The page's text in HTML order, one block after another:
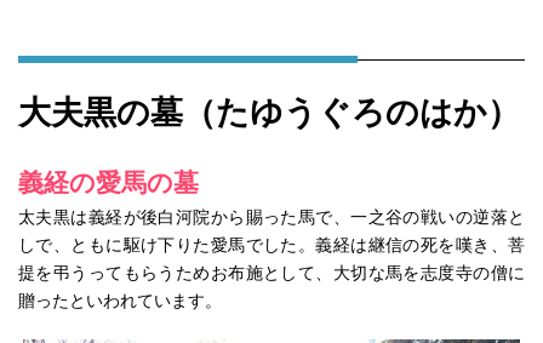
大夫黒の墓（たゆうぐろのはか）
義経の愛馬の墓
太夫黒は義経が後白河院から賜った馬で、一之谷の戦いの逆落と
しで、ともに駆け下りた愛馬でした。義経は継信の死を嘆き、菩
提を弔うってもらうためお布施として、大切な馬を志度寺の僧に
贈ったといわれています。